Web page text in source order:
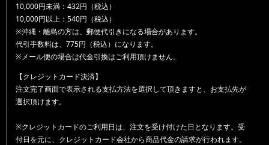
10,000円未満：432円（税込）
10,000円以上：540円（税込）
※沖縄・離島の方は、郵便代引きになる場合があります。
代引手数料は、775円（税込）になります。
※メール便の場合は代金引換はご利用頂けません。
【クレジットカード決済】
注文完了画面で表示される支払方法を選択して頂きますと、お支払先が
選択頂けます。
※クレジットカードのご利用日は、注文を受け付けた日となります。受
付日を元に、クレジットカード会社から商品代金の請求が行われます。